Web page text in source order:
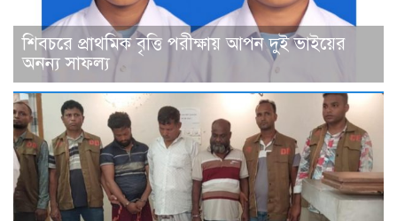
শিবচরে প্রাথমিক বৃত্তি পরীক্ষায় আপন দুই ভাইয়ের
অনন্য সাফল্য